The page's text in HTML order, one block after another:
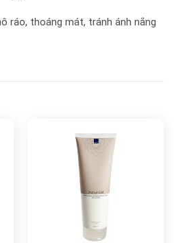
ráo, thoáng mát, tránh ánh nắng